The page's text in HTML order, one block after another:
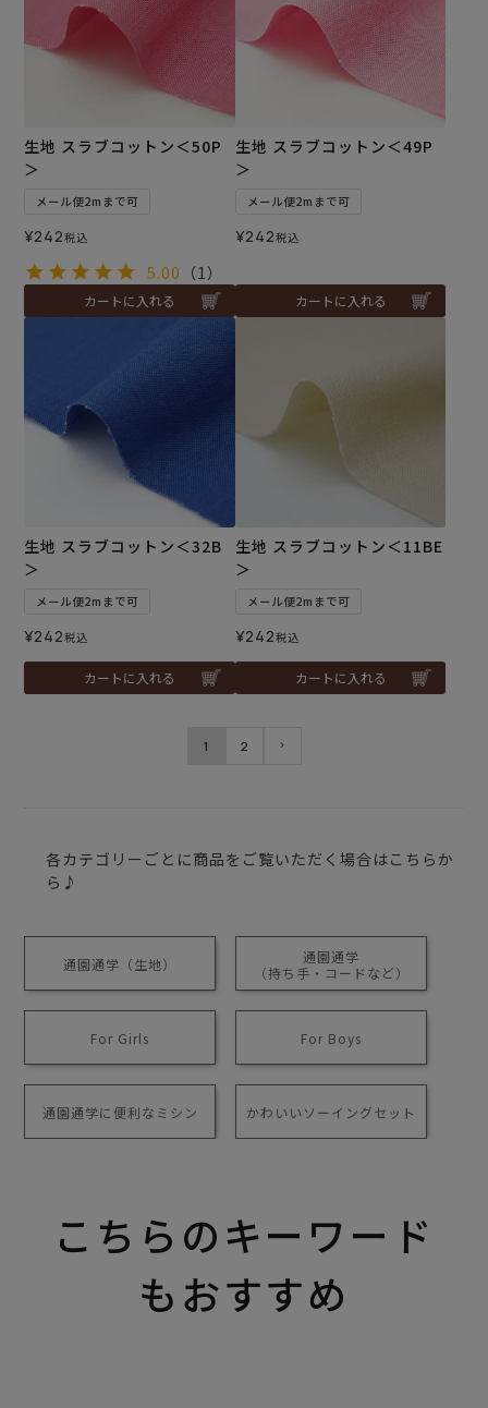
生地 スラブコットン＜50P
＞
メール便2mまで可
¥242税込
5.00 （1）
カートに入れる
生地 スラブコットン＜49P
＞
メール便2mまで可
¥242税込
カートに入れる
生地 スラブコットン＜32B
＞
メール便2mまで可
¥242税込
カートに入れる
生地 スラブコットン＜11BE
＞
メール便2mまで可
¥242税込
カートに入れる
1 2
各カテゴリーごとに商品をご覧いただく場合はこちらか
ら♪
通園通学（生地）
通園通学
（持ち手・コードなど）
For Girls For Boys
通園通学に便利なミシン かわいいソーイングセット
こちらのキーワード
もおすすめ